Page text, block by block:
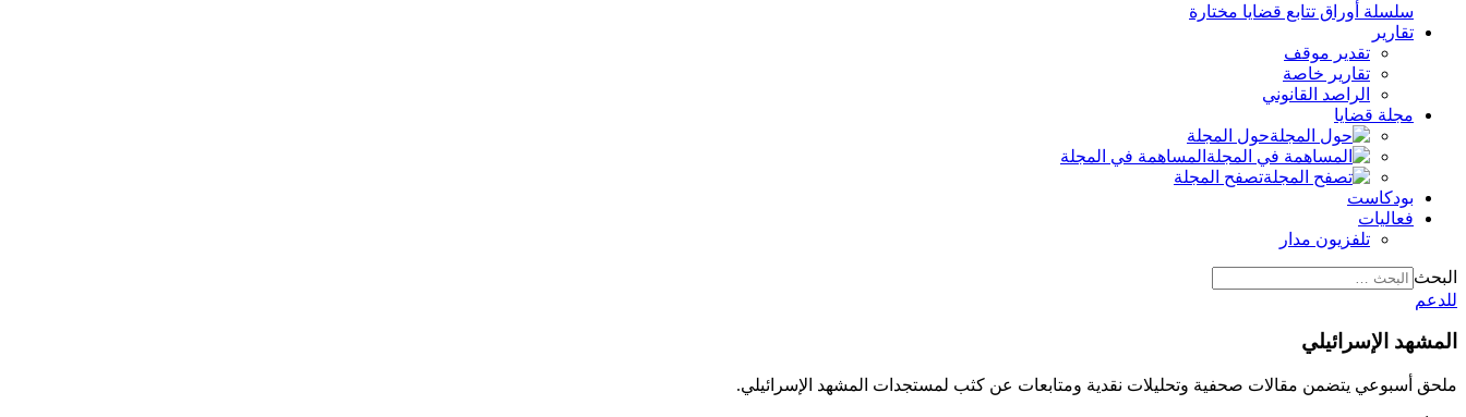
سلسلة أوراق تتابع قضايا مختارة
تقارير
تقدير موقف
تقارير خاصة
الراصد القانوني
مجلة قضايا
حول المجلة
المساهمة في المجلة
تصفح المجلة
بودكاست
فعاليات
تلفزيون مدار
البحث
للدعم
المشهد الإسرائيلي
ملحق أسبوعي يتضمن مقالات صحفية وتحليلات نقدية ومتابعات عن كثب لمستجدات المشهد الإسرائيلي.